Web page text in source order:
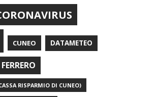
CUNEO DATAMETEO
FERRERO
RISPARMIO DI CUNEO)